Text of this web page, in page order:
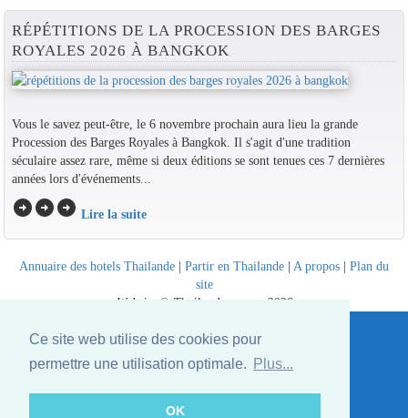
Ce site web utilise des cookies pour
permettre une utilisation optimale.
Plus...
OK
RÉPÉTITIONS DE LA PROCESSION DES BARGES
ROYALES 2026 À BANGKOK
Vous le savez peut-être, le 6 novembre prochain aura lieu la grande
Procession des Barges Royales à Bangkok. Il s'agit d'une tradition
séculaire assez rare, même si deux éditions se sont tenues ces 7 dernières
années lors d'événements...
arrow_circle_rightarrow_circle_rightarrow_circle_right Lire la suite
Annuaire des hotels Thailande | Partir en Thailande | A propos | Plan du
site
Website © Thailandee.com - 2026